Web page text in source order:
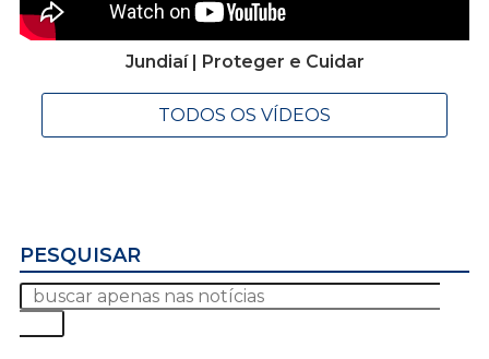
Jundiaí | Proteger e Cuidar
TODOS OS VÍDEOS
PESQUISAR